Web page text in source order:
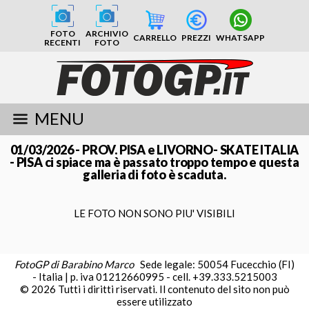
FOTO
RECENTI
ARCHIVIO
FOTO
CARRELLO PREZZI WHATSAPP
MENU
01/03/2026 - PROV. PISA e LIVORNO- SKATE ITALIA
- PISA ci spiace ma è passato troppo tempo e questa
galleria di foto è scaduta.
LE FOTO NON SONO PIU' VISIBILI
FotoGP di Barabino Marco Sede legale: 50054 Fucecchio (FI)
- Italia | p. iva 01212660995 - cell. +39.333.5215003
© 2026 Tutti i diritti riservati. Il contenuto del sito non può
essere utilizzato